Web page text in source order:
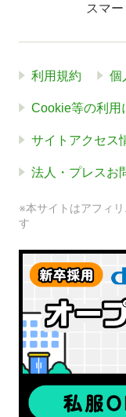
スマ
利用規約 個
Cookie等の利用
サイトアクセス
法人・プレスお
※本サイトはアフィ
す